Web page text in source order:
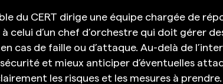
du CERT dirige une équipe chargée de
celui d’un chef d’orchestre qui doit gérer
cas de faille ou d’attaque. Au-delà de
et mieux anticiper d’éventuelles
les risques et les mesures à